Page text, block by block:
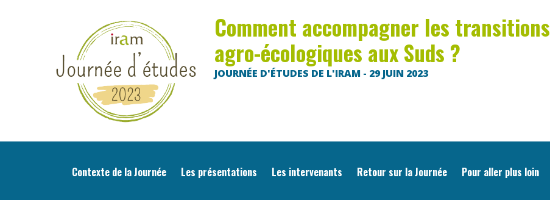
Comment accompagner les transitions
agro-écologiques aux Suds ?
JOURNÉE D'ÉTUDES DE L'IRAM - 29 JUIN 2023
Contexte de la Journée Les présentations Les intervenants Retour sur la Journée Pour aller plus loin